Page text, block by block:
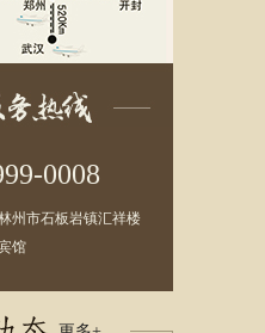
0008
州市石板岩镇汇祥楼
馆